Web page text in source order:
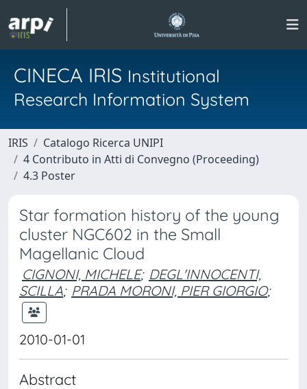
CINECA IRIS Institutional
Research Information System
IRIS
Catalogo Ricerca UNIPI
4 Contributo in Atti di Convegno (Proceeding)
4.3 Poster
Star formation history of the young
cluster NGC602 in the Small
Magellanic Cloud
CIGNONI, MICHELE; DEGL'INNOCENTI,
SCILLA; PRADA MORONI, PIER GIORGIO;
2010-01-01
Abstract